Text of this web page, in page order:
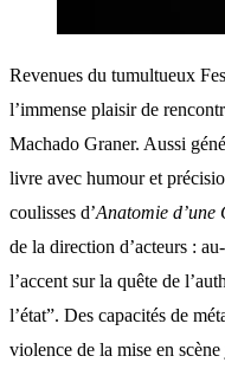
Revenues du tumultueux
l’immense plaisir de
Machado Graner. Aussi
livre avec humour et
coulisses d’Anatomie d’une
de la direction d’acteurs :
l’accent sur la quête de
l’état”. Des capacités de
violence de la mise en